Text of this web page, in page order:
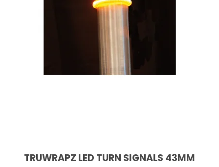
TRUWRAPZ LED TURN SIGNALS 43MM